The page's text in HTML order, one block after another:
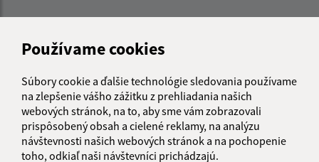
Používame cookies
Súbory cookie a ďalšie technológie sledovania používame
na zlepšenie vášho zážitku z prehliadania našich
webových stránok, na to, aby sme vám zobrazovali
prispôsobený obsah a cielené reklamy, na analýzu
návštevnosti našich webových stránok a na pochopenie
toho, odkiaľ naši návštevníci prichádzajú.